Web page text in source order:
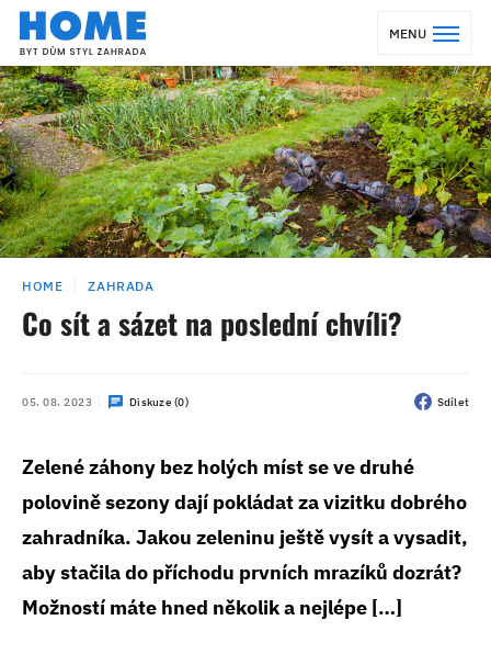
MENU
HOME ZAHRADA
Co sít a sázet na poslední chvíli?
05. 08. 2023 Diskuze (0) Sdílet
Zelené záhony bez holých míst se ve druhé
polovině sezony dají pokládat za vizitku dobrého
zahradníka. Jakou zeleninu ještě vysít a vysadit,
aby stačila do příchodu prvních mrazíků dozrát?
Možností máte hned několik a nejlépe […]